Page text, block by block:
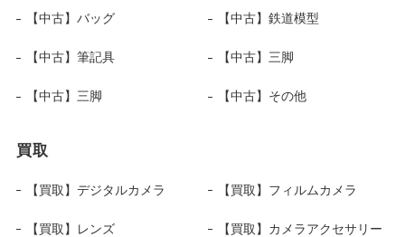
【中古】バッグ 【中古】鉄道模型
【中古】筆記具 【中古】三脚
【中古】三脚 【中古】その他
買取
【買取】デジタルカメラ 【買取】フィルムカメラ
【買取】レンズ 【買取】カメラアクセサリー